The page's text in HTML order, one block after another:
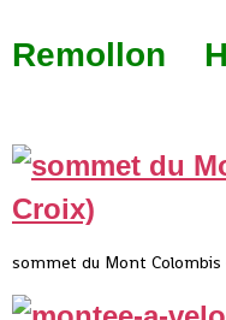
Remollon
sommet du Mont Colombis